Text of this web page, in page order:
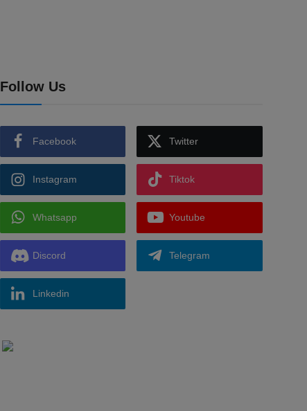
Follow Us
Facebook Twitter
Instagram Tiktok
Whatsapp Youtube
Discord Telegram
Linkedin